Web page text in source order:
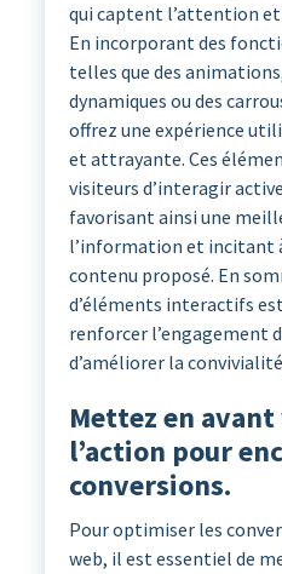
qui captent l’attention
En incorporant des
telles que des
dynamiques ou des
offrez une expérience
et attrayante. Ces
visiteurs d’interagir
favorisant ainsi une
l’information et incitant
contenu proposé. En
d’éléments interactifs
renforcer l’engagement
d’améliorer la
Mettez en avant
l’action pour
conversions.
Pour optimiser les
web, il est essentiel de